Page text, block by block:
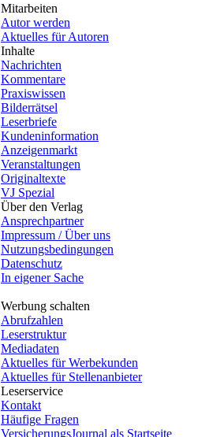
Mitarbeiten
Autor werden
Aktuelles für Autoren
Inhalte
Nachrichten
Kommentare
Praxiswissen
Bilderrätsel
Leserbriefe
Kundeninformation
Anzeigenmarkt
Veranstaltungen
Originaltexte
VJ Spezial
Über den Verlag
Ansprechpartner
Impressum / Über uns
Nutzungsbedingungen
Datenschutz
In eigener Sache
Werbung schalten
Abrufzahlen
Leserstruktur
Mediadaten
Aktuelles für Werbekunden
Aktuelles für Stellenanbieter
Leserservice
Kontakt
Häufige Fragen
VersicherungsJournal als Startseite